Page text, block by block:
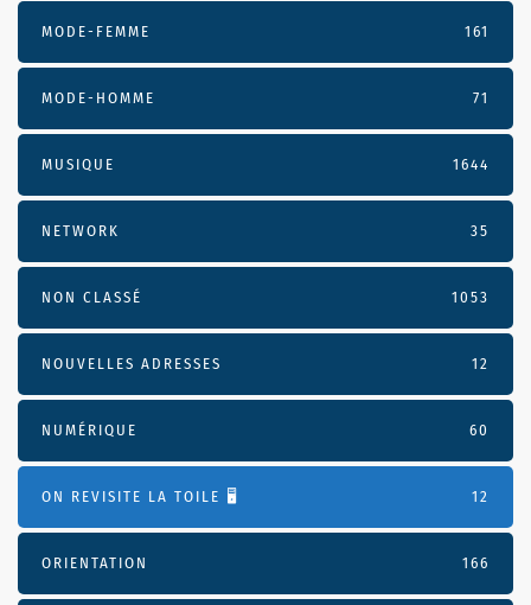
MODE-FEMME 161
MODE-HOMME 71
MUSIQUE 1644
NETWORK 35
NON CLASSÉ 1053
NOUVELLES ADRESSES 12
NUMÉRIQUE 60
ON REVISITE LA TOILE 🖥️ 12
ORIENTATION 166